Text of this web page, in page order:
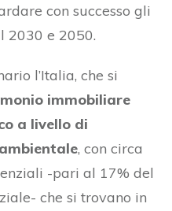
con successo gli
2030 e 2050.
l’Italia, che si
immobiliare
a livello di
, con circa
-pari al 17% del
che si trovano in